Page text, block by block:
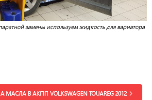
замены используем жидкость для вариатора
МАСЛА В АКПП VOLKSWAGEN TOUAREG 2012